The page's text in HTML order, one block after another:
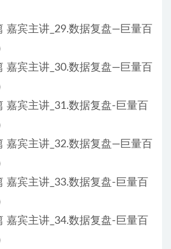
嘉宾主讲_29.数据复盘—巨量百
嘉宾主讲_30.数据复盘—巨量百
嘉宾主讲_31.数据复盘-巨量百
嘉宾主讲_32.数据复盘—巨量百
嘉宾主讲_33.数据复盘-巨量百
嘉宾主讲_34.数据复盘-巨量百